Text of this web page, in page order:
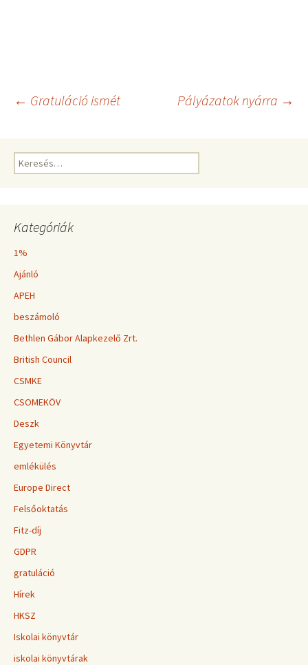
Bejegyzés
navigáció
← Gratuláció ismét Pályázatok nyárra →
Keresés:
Kategóriák
1%
Ajánló
APEH
beszámoló
Bethlen Gábor Alapkezelő Zrt.
British Council
CSMKE
CSOMEKÖV
Deszk
Egyetemi Könyvtár
emlékülés
Europe Direct
Felsőoktatás
Fitz-díj
GDPR
gratuláció
Hírek
HKSZ
Iskolai könyvtár
iskolai könyvtárak